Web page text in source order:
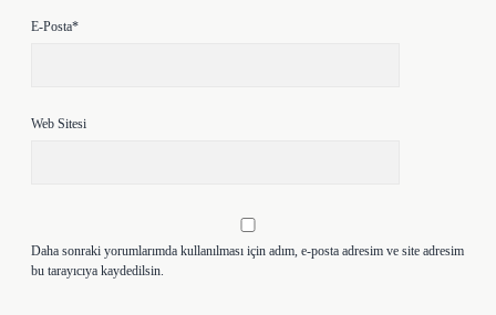
E-Posta*
Web Sitesi
Daha sonraki yorumlarımda kullanılması için adım, e-posta adresim ve site adresim
bu tarayıcıya kaydedilsin.